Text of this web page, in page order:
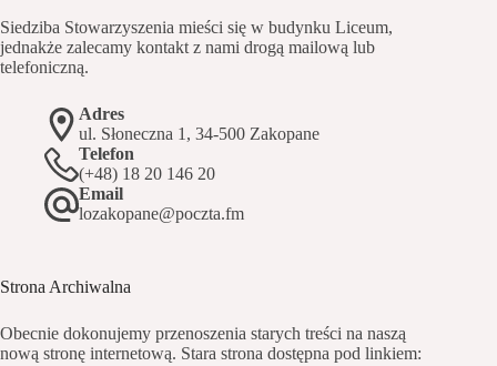
Siedziba Stowarzyszenia mieści się w budynku Liceum,
jednakże zalecamy kontakt z nami drogą mailową lub
telefoniczną.
Adres
ul. Słoneczna 1, 34-500 Zakopane
Telefon
(+48) 18 20 146 20
Email
lozakopane@poczta.fm
Strona Archiwalna
Obecnie dokonujemy przenoszenia starych treści na naszą
nową stronę internetową. Stara strona dostępna pod linkiem: